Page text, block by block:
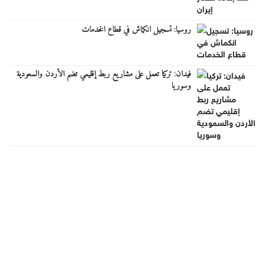
روسيا: تسجيل انكماش في قطاع الخدمات
فيدان: تركيا تعمل على مشاريع ربط إقليمي تضم الأردن والسعودية
وسوريا